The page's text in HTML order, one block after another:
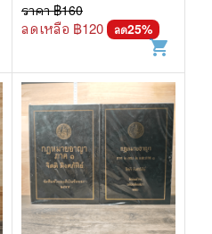
ราคา ฿160
ลดเหลือ ฿120 ลด25%
shopping_cart